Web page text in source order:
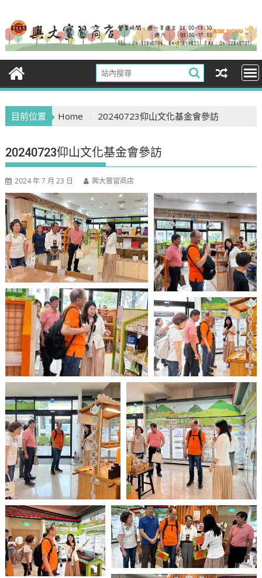
content
目前位置 Home 20240723仰山文化基金會參訪
20240723仰山文化基金會參訪
2024 年 7 月 23 日 興大實習商店